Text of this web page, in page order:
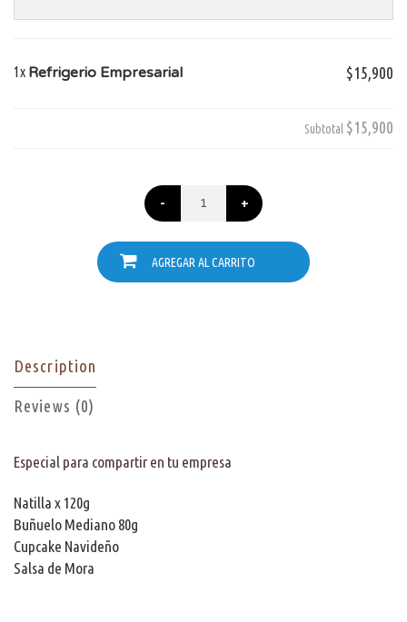
1x Refrigerio Empresarial $15,900
Subtotal $15,900
- +
AGREGAR AL CARRITO
Description
Reviews (0)
Especial para compartir en tu empresa
Natilla x 120g
Buñuelo Mediano 80g
Cupcake Navideño
Salsa de Mora